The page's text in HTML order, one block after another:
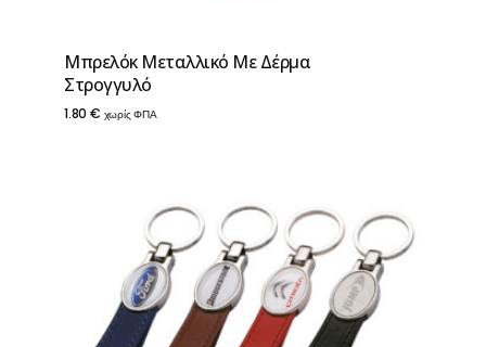
Μπρελόκ Μεταλλικό Με Δέρμα
Στρογγυλό
1.80 € χωρίς ΦΠΑ